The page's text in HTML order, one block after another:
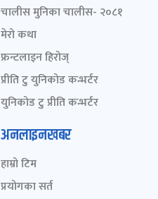
चालीस मुनिका चालीस- २०८१
मेरो कथा
फ्रन्टलाइन हिरोज्
प्रीति टु युनिकोड कन्भर्टर
युनिकोड टु प्रीति कन्भर्टर
अनलाइनखबर
हाम्रो टिम
प्रयोगका सर्त